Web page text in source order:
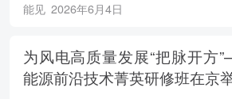
能见 2026年6月4日
为风电高质量发展“把脉开方
能源前沿技术菁英研修班在京